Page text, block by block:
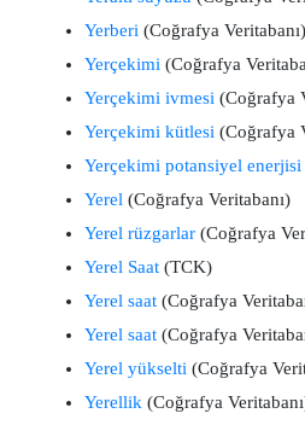
Yerberi (Coğrafya Veritabanı)
Yerçekimi (Coğrafya
Yerçekimi ivmesi (Coğrafya
Yerçekimi kütlesi (Coğrafya
Yerçekimi potansiyel enerjisi
Yerel (Coğrafya Veritabanı)
Yerel rüzgarlar (Coğrafya
Yerel Saat (TCK)
Yerel saat (Coğrafya
Yerel saat (Coğrafya
Yerel yükselti (Coğrafya
Yerellik (Coğrafya